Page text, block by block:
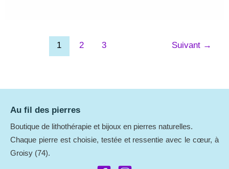
1 2 3 Suivant →
Au fil des pierres
Boutique de lithothérapie et bijoux en pierres naturelles.
Chaque pierre est choisie, testée et ressentie avec le cœur, à
Groisy (74).